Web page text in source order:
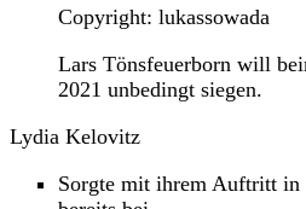
Copyright: lukassowada
Lars Tönsfeuerborn will
2021 unbedingt siegen.
Lydia Kelovitz
Sorgte mit ihrem Auftritt in